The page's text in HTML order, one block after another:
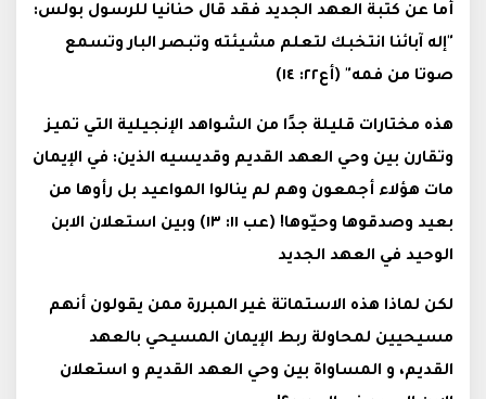
أما عن كتبة العهد الجديد فقد قال حنانيا للرسول بولس:
"إله آبائنا انتخبك لتعلم مشيئته وتبصر البار وتسمع
صوتا من فمه" (أع٢٢: ١٤)
هذه مختارات قليلة جدًا من الشواهد الإنجيلية التي تميز
وتقارن بين وحي العهد القديم وقديسيه الذين: في الإيمان
مات هؤلاء أجمعون وهم لم ينالوا المواعيد بل رأوها من
بعيد وصدقوها وحيّوها! (عب ١١: ١٣) وبين استعلان الابن
الوحيد في العهد الجديد
لكن لماذا هذه الاستماتة غير المبررة ممن يقولون أنهم
مسيحيين لمحاولة ربط الإيمان المسيحي بالعهد
القديم، و المساواة بين وحي العهد القديم و استعلان